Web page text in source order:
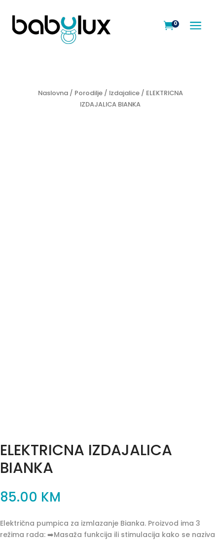
a
0
Naslovna/ Porodilje/ Izdajalice/ ELEKTRICNA
IZDAJALICA BIANKA
ELEKTRICNA IZDAJALICA
BIANKA
85.00 KM
Električna pumpica za izmlazanje Bianka. Proizvod ima 3
režima rada: ➡️Masaža funkcija ili stimulacija kako se naziva